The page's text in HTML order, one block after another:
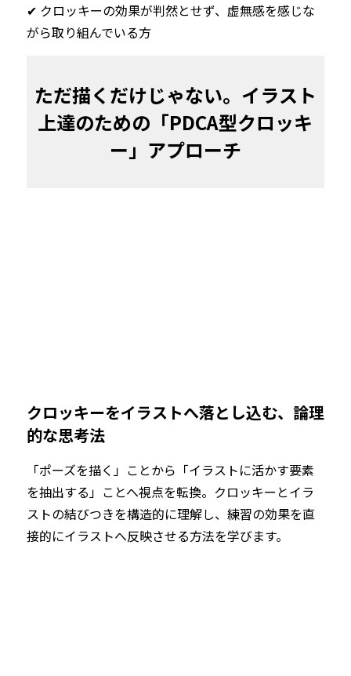
✔︎ クロッキーの効果が判然とせず、虚無感を感じな
がら取り組んでいる方
ただ描くだけじゃない。イラスト
上達のための「PDCA型クロッキ
ー」アプローチ
クロッキーをイラストへ落とし込む、論理
的な思考法
「ポーズを描く」ことから「イラストに活かす要素
を抽出する」ことへ視点を転換。クロッキーとイラ
ストの結びつきを構造的に理解し、練習の効果を直
接的にイラストへ反映させる方法を学びます。